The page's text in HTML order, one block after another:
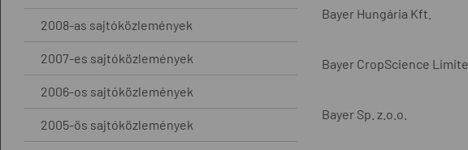
2008-as sajtóközlemények
2007-es sajtóközlemények
2006-os sajtóközlemények
2005-ös sajtóközlemények
Bayer Hungária Kft.
Bayer CropScience
Bayer Sp. z.o.o.